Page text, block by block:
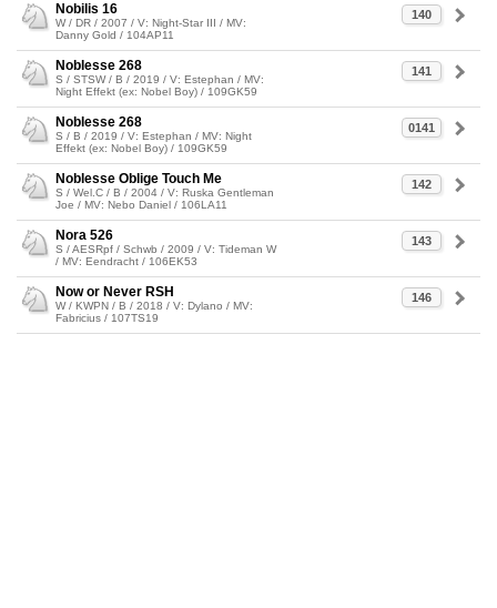
140
Nobilis 16
W / DR / 2007 / V: Night-Star III / MV:
Danny Gold / 104AP11
141
Noblesse 268
S / STSW / B / 2019 / V: Estephan / MV:
Night Effekt (ex: Nobel Boy) / 109GK59
0141
Noblesse 268
S / B / 2019 / V: Estephan / MV: Night
Effekt (ex: Nobel Boy) / 109GK59
142
Noblesse Oblige Touch Me
S / Wel.C / B / 2004 / V: Ruska Gentleman
Joe / MV: Nebo Daniel / 106LA11
143
Nora 526
S / AESRpf / Schwb / 2009 / V: Tideman W
/ MV: Eendracht / 106EK53
146
Now or Never RSH
W / KWPN / B / 2018 / V: Dylano / MV:
Fabricius / 107TS19